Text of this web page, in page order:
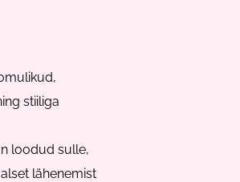
stiiliga
loodud sulle,
lähenemist